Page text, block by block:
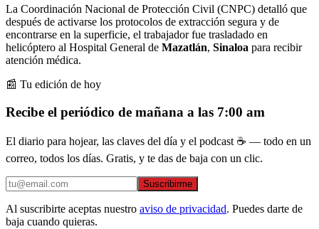
La Coordinación Nacional de Protección Civil (CNPC) detalló que
después de activarse los protocolos de extracción segura y de
encontrarse en la superficie, el trabajador fue trasladado en
helicóptero al Hospital General de Mazatlán, Sinaloa para recibir
atención médica.
📰 Tu edición de hoy
Recibe el periódico de mañana a las 7:00 am
El diario para hojear, las claves del día y el podcast ☕ — todo en un
correo, todos los días. Gratis, y te das de baja con un clic.
Suscribirme
Al suscribirte aceptas nuestro aviso de privacidad. Puedes darte de
baja cuando quieras.